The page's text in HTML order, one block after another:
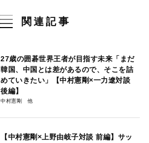
関連記事
27歳の囲碁世界王者が目指す未来「まだ
韓国、中国とは差があるので、そこを詰
めていきたい」【中村憲剛×一力遼対談
後編】
中村憲剛
【中村憲剛×上野由岐子対談 前編】サッ